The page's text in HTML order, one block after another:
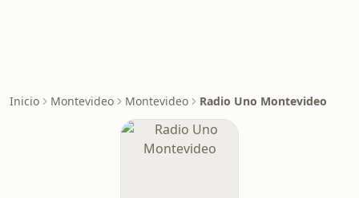
Inicio Montevideo Montevideo Radio Uno Montevideo